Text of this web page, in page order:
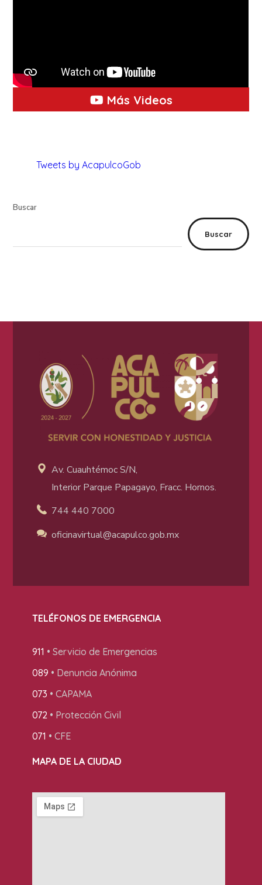
Más Videos
Tweets by AcapulcoGob
Buscar
Buscar
Av. Cuauhtémoc S/N,
Interior Parque Papagayo, Fracc. Hornos.
744 440 7000
oficinavirtual@acapulco.gob.mx
TELÉFONOS DE EMERGENCIA
911 • Servicio de Emergencias
089 • Denuncia Anónima
073 • CAPAMA
072 • Protección Civil
071 • CFE
MAPA DE LA CIUDAD